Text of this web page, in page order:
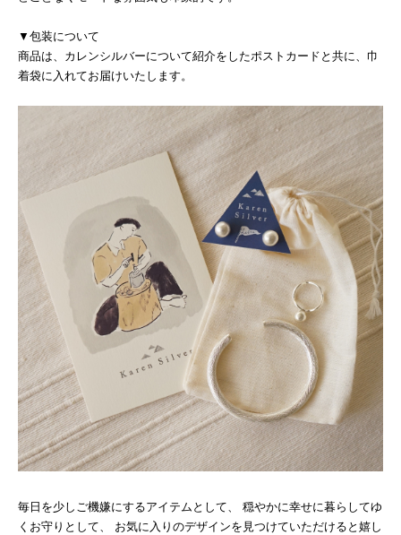
▼包装について
商品は、カレンシルバーについて紹介をしたポストカードと共に、巾
着袋に入れてお届けいたします。
毎日を少しご機嫌にするアイテムとして、 穏やかに幸せに暮らしてゆ
くお守りとして、 お気に入りのデザインを見つけていただけると嬉し